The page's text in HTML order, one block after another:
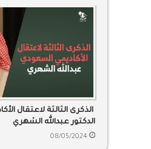
الذكرى الثالثة لاعتقال
الدكتور عبدالله الشهري
08/05/2024